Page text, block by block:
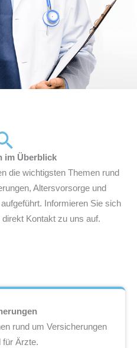
im Überblick
die wichtigsten Themen rund
Altersvorsorge und
Informieren Sie sich
Kontakt zu uns auf.
rund um Versicherungen
für Ärzte.